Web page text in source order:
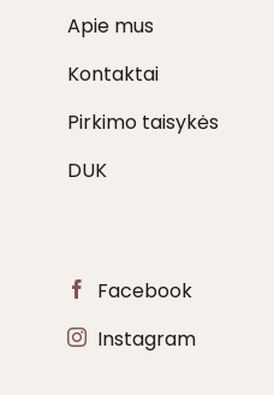
Apie mus
Kontaktai
Pirkimo taisykės
DUK
Facebook
Instagram